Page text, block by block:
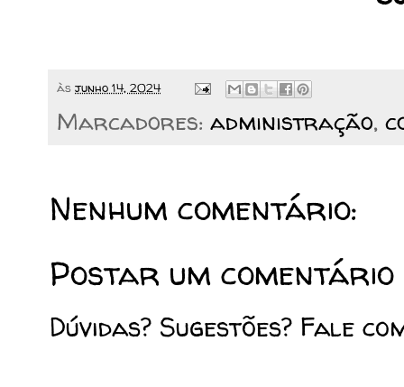
às junho 14, 2024
Marcadores: administração,
Nenhum comentário:
Postar um comentário
Dúvidas? Sugestões? Fale